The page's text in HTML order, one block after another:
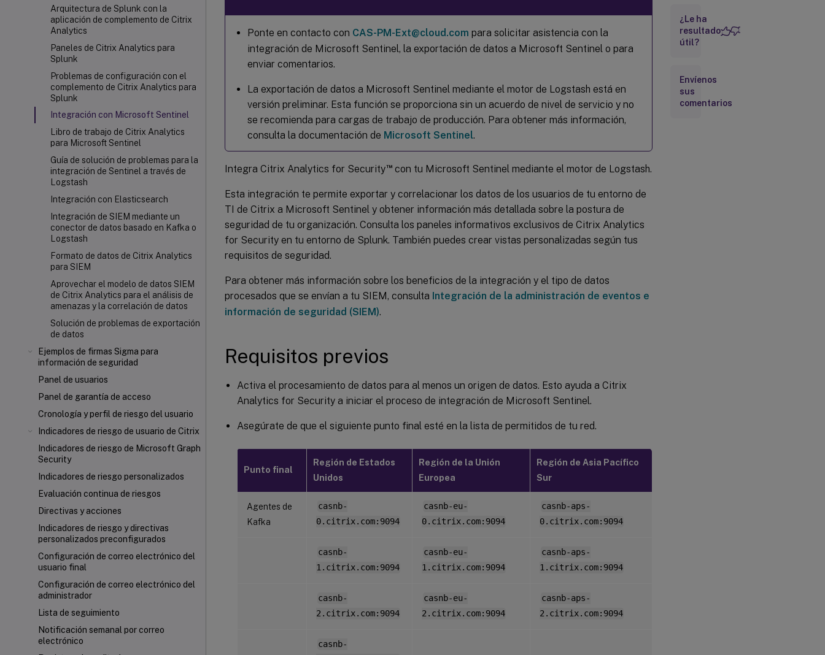
Arquitectura de Splunk con la
aplicación de complemento de Citrix
Analytics
Paneles de Citrix Analytics para
Splunk
Problemas de configuración con el
complemento de Citrix Analytics para
Splunk
Integración con Microsoft Sentinel
Libro de trabajo de Citrix Analytics
para Microsoft Sentinel
Guía de solución de problemas para la
integración de Sentinel a través de
Logstash
Integración con Elasticsearch
Integración de SIEM mediante un
conector de datos basado en Kafka o
Logstash
Formato de datos de Citrix Analytics
para SIEM
Aprovechar el modelo de datos SIEM
de Citrix Analytics para el análisis de
amenazas y la correlación de datos
Solución de problemas de exportación
de datos
Ejemplos de firmas Sigma para
información de seguridad
Panel de usuarios
Panel de garantía de acceso
Cronología y perfil de riesgo del usuario
Indicadores de riesgo de usuario de Citrix
Indicadores de riesgo de Microsoft Graph
Security
Indicadores de riesgo personalizados
Evaluación continua de riesgos
Directivas y acciones
Indicadores de riesgo y directivas
personalizados preconfigurados
Configuración de correo electrónico del
usuario final
Configuración de correo electrónico del
administrador
Lista de seguimiento
Notificación semanal por correo
electrónico
Ponte en contacto con CAS-PM-Ext@cloud.com para solicitar asistencia con la
integración de Microsoft Sentinel, la exportación de datos a Microsoft Sentinel o para
enviar comentarios.
La exportación de datos a Microsoft Sentinel mediante el motor de Logstash está en
versión preliminar. Esta función se proporciona sin un acuerdo de nivel de servicio y no
se recomienda para cargas de trabajo de producción. Para obtener más información,
consulta la documentación de Microsoft Sentinel.
Integra Citrix Analytics for Security™con tu Microsoft Sentinel mediante el motor de Logstash.
Esta integración te permite exportar y correlacionar los datos de los usuarios de tu entorno de
TI de Citrix a Microsoft Sentinel y obtener información más detallada sobre la postura de
seguridad de tu organización. Consulta los paneles informativos exclusivos de Citrix Analytics
for Security en tu entorno de Splunk. También puedes crear vistas personalizadas según tus
requisitos de seguridad.
Para obtener más información sobre los beneficios de la integración y el tipo de datos
procesados que se envían a tu SIEM, consulta Integración de la administración de eventos e
información de seguridad (SIEM).
Requisitos previos
Activa el procesamiento de datos para al menos un origen de datos. Esto ayuda a Citrix
Analytics for Security a iniciar el proceso de integración de Microsoft Sentinel.
Asegúrate de que el siguiente punto final esté en la lista de permitidos de tu red.
Punto final
Región de Estados
Unidos
Región de la Unión
Europea
Región de Asia Pacífico
Sur
Agentes de
Kafka
casnb-
0.citrix.com:9094
casnb-eu-
0.citrix.com:9094
casnb-aps-
0.citrix.com:9094
casnb-
1.citrix.com:9094
casnb-eu-
1.citrix.com:9094
casnb-aps-
1.citrix.com:9094
casnb-
2.citrix.com:9094
casnb-eu-
2.citrix.com:9094
casnb-aps-
2.citrix.com:9094
casnb-
la
transmisión
de datos
¿Le ha
resultado
útil?
Envíenos
sus
comentarios